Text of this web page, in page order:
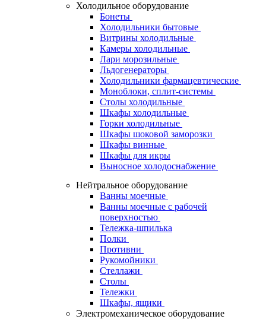
Холодильное оборудование
Бонеты
Холодильники бытовые
Витрины холодильные
Камеры холодильные
Лари морозильные
Льдогенераторы
Холодильники фармацевтические
Моноблоки, сплит-системы
Столы холодильные
Шкафы холодильные
Горки холодильные
Шкафы шоковой заморозки
Шкафы винные
Шкафы для икры
Выносное холодоснабжение
Нейтральное оборудование
Ванны моечные
Ванны моечные с рабочей
поверхностью
Тележка-шпилька
Полки
Противни
Рукомойники
Стеллажи
Столы
Тележки
Шкафы, ящики
Электромеханическое оборудование